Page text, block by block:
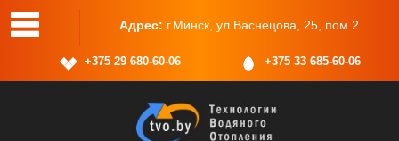
Сб, Вс Адрес: г.Минск, ул.Васнецова, 25, пом.2
+375 29 680-60-06 +375 33 685-60-06